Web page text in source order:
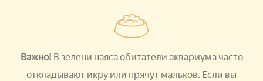
Важно! В зелени наяса обитатели аквариума часто
откладывают икру или прячут мальков. Если вы